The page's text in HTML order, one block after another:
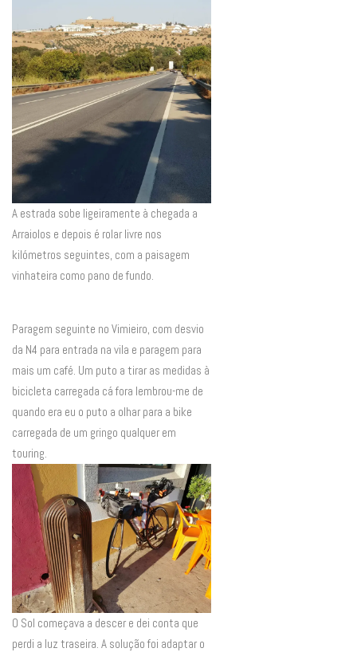
A estrada sobe ligeiramente à chegada a
Arraiolos e depois é rolar livre nos
kilómetros seguintes, com a paisagem
vinhateira como pano de fundo.
Paragem seguinte no Vimieiro, com desvio
da N4 para entrada na vila e paragem para
mais um café. Um puto a tirar as medidas à
bicicleta carregada cá fora lembrou-me de
quando era eu o puto a olhar para a bike
carregada de um gringo qualquer em
touring.
O Sol começava a descer e dei conta que
perdi a luz traseira. A solução foi adaptar o